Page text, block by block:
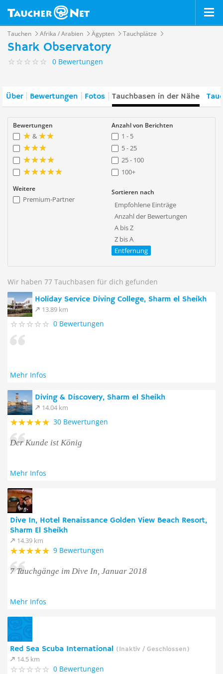
Tauchen Afrika / Arabien Ägypten Tauchplätze
Shark Observatory
0 Bewertungen
Über Bewertungen Fotos Tauchbasen in der Nähe
Bewertungen
&
Anzahl von Berichten
1 - 5
5 - 25
25 - 100
100+
Weitere
Premium-Partner
Sortieren nach
Empfohlene Einträge
Anzahl der Bewertungen
A bis Z
Z bis A
Entfernung
Wir haben 77 Tauchbasen für dich gefunden
Holiday Service Diving College, Sharm el Sheikh
13.89 km
0 Bewertungen
Mehr Infos
Diving & Discovery, Sharm el Sheikh
14.04 km
30 Bewertungen
Der Kunde ist König
Mehr Infos
Dive In, Hotel Renaissance Golden View Beach Resort,
Sharm El Sheikh
14.39 km
9 Bewertungen
7 Tauchgänge im Dive In, Januar 2018
Mehr Infos
Red Sea Scuba International (Inaktiv / Geschlossen)
14.5 km
0 Bewertungen